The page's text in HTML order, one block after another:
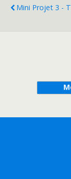
Mini Projet 3 -